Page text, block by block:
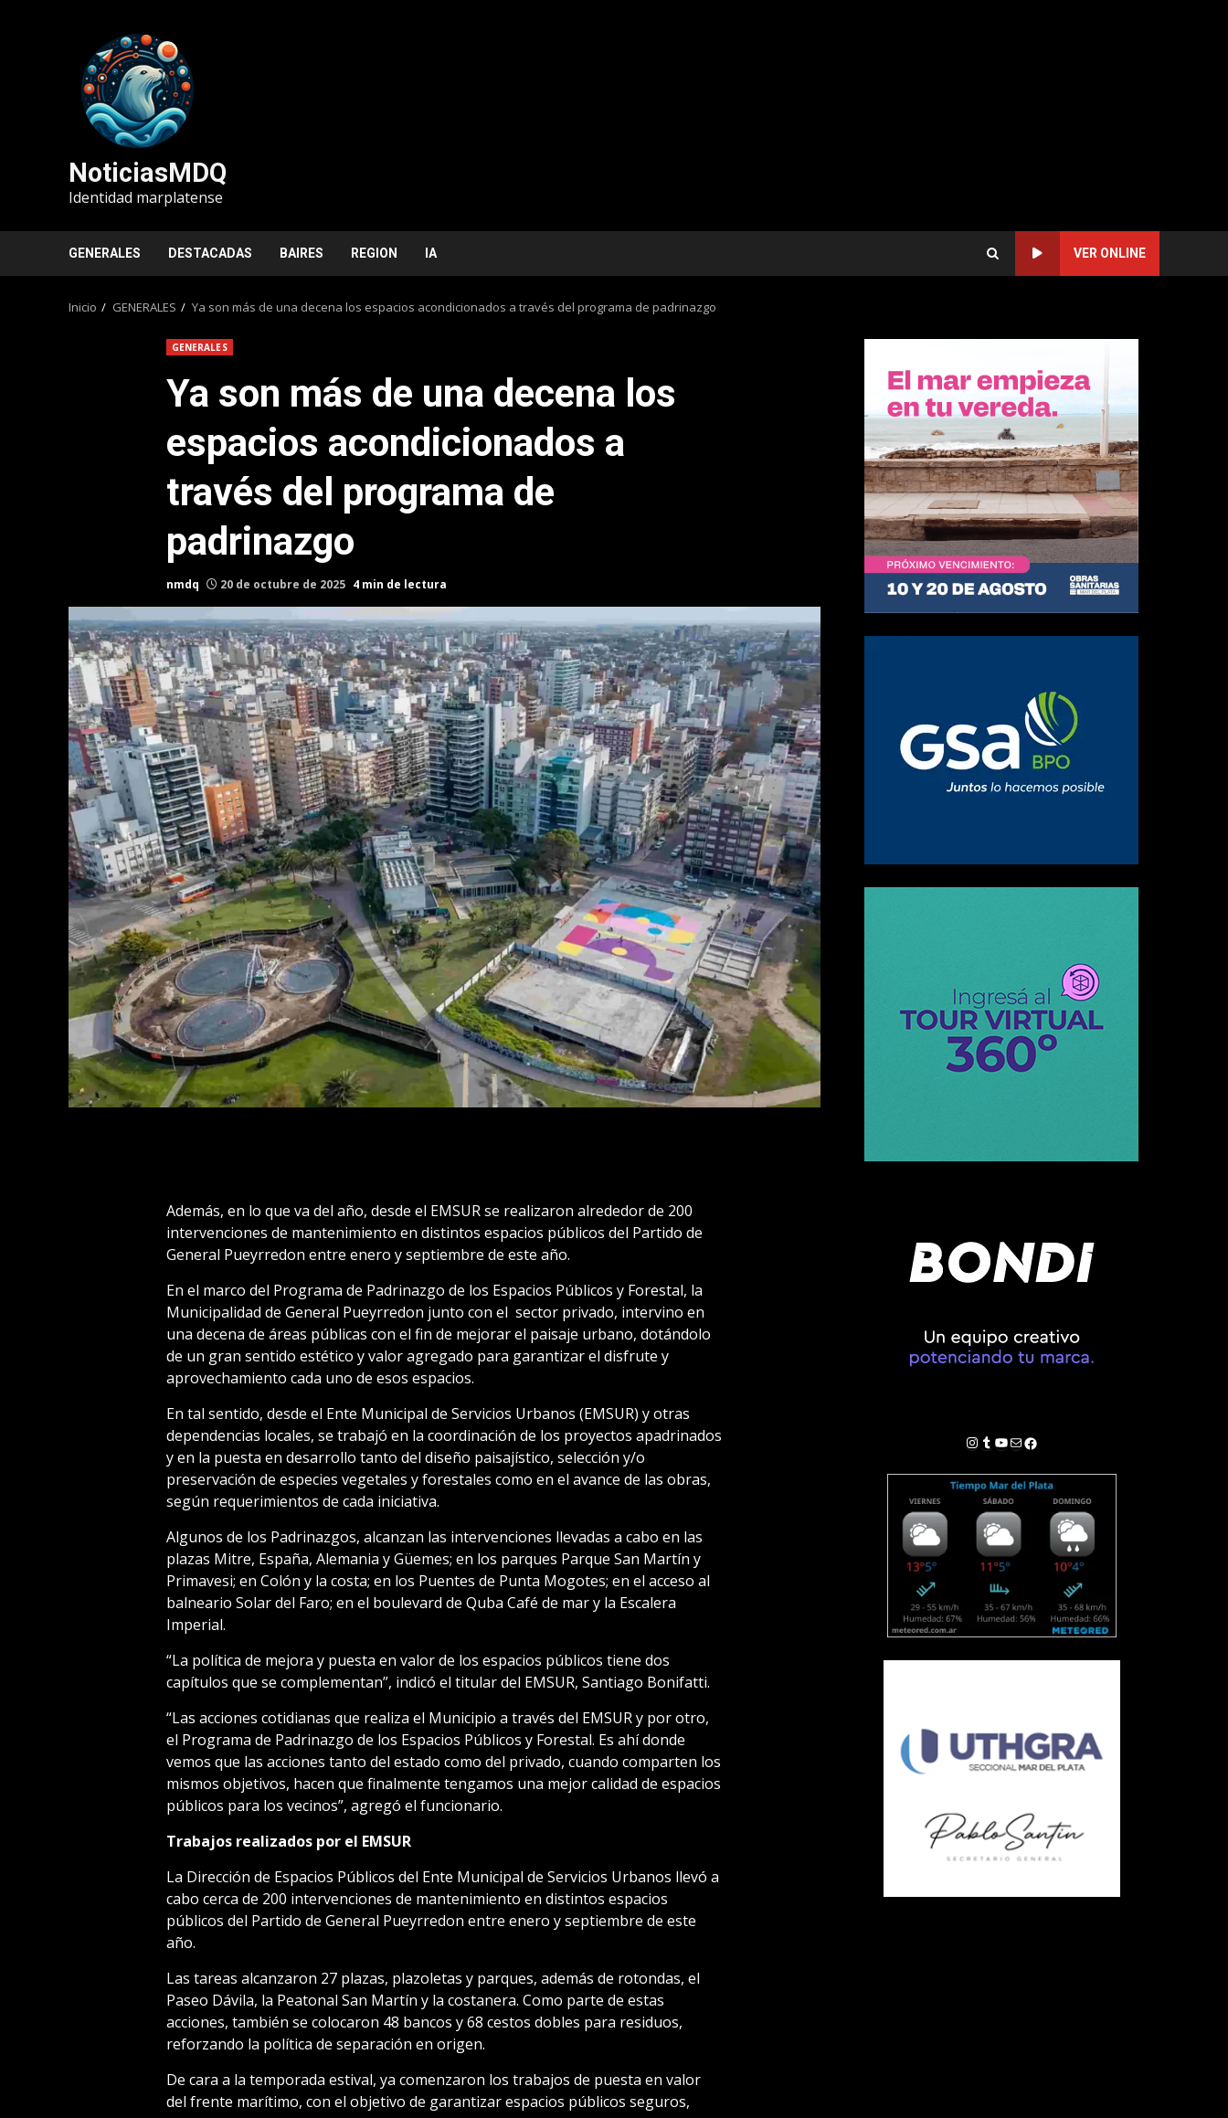
NoticiasMDQ
Identidad marplatense
GENERALES DESTACADAS BAIRES REGION IA VER ONLINE
Inicio GENERALES Ya son más de una decena los espacios acondicionados a través del programa de padrinazgo
GENERALES
Ya son más de una decena los
espacios acondicionados a
través del programa de
padrinazgo
nmdq 20 de octubre de 2025 4 min de lectura
Además, en lo que va del año, desde el EMSUR se realizaron alrededor de 200
intervenciones de mantenimiento en distintos espacios públicos del Partido de
General Pueyrredon entre enero y septiembre de este año.
En el marco del Programa de Padrinazgo de los Espacios Públicos y Forestal, la
Municipalidad de General Pueyrredon junto con el sector privado, intervino en
una decena de áreas públicas con el fin de mejorar el paisaje urbano, dotándolo
de un gran sentido estético y valor agregado para garantizar el disfrute y
aprovechamiento cada uno de esos espacios.
En tal sentido, desde el Ente Municipal de Servicios Urbanos (EMSUR) y otras
dependencias locales, se trabajó en la coordinación de los proyectos apadrinados
y en la puesta en desarrollo tanto del diseño paisajístico, selección y/o
preservación de especies vegetales y forestales como en el avance de las obras,
según requerimientos de cada iniciativa.
Algunos de los Padrinazgos, alcanzan las intervenciones llevadas a cabo en las
plazas Mitre, España, Alemania y Güemes; en los parques Parque San Martín y
Primavesi; en Colón y la costa; en los Puentes de Punta Mogotes; en el acceso al
balneario Solar del Faro; en el boulevard de Quba Café de mar y la Escalera
Imperial.
“La política de mejora y puesta en valor de los espacios públicos tiene dos
capítulos que se complementan”, indicó el titular del EMSUR, Santiago Bonifatti.
“Las acciones cotidianas que realiza el Municipio a través del EMSUR y por otro,
el Programa de Padrinazgo de los Espacios Públicos y Forestal. Es ahí donde
vemos que las acciones tanto del estado como del privado, cuando comparten los
mismos objetivos, hacen que finalmente tengamos una mejor calidad de espacios
públicos para los vecinos”, agregó el funcionario.
Trabajos realizados por el EMSUR
La Dirección de Espacios Públicos del Ente Municipal de Servicios Urbanos llevó a
cabo cerca de 200 intervenciones de mantenimiento en distintos espacios
públicos del Partido de General Pueyrredon entre enero y septiembre de este
año.
Las tareas alcanzaron 27 plazas, plazoletas y parques, además de rotondas, el
Paseo Dávila, la Peatonal San Martín y la costanera. Como parte de estas
acciones, también se colocaron 48 bancos y 68 cestos dobles para residuos,
reforzando la política de separación en origen.
De cara a la temporada estival, ya comenzaron los trabajos de puesta en valor
del frente marítimo, con el objetivo de garantizar espacios públicos seguros,
Instagram
Tumblr
YouTube
Correo electrónico
Facebook